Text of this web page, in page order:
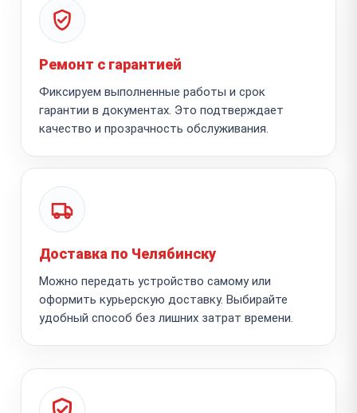
Ремонт с гарантией
Фиксируем выполненные работы и срок
гарантии в документах. Это подтверждает
качество и прозрачность обслуживания.
Доставка по Челябинску
Можно передать устройство самому или
оформить курьерскую доставку. Выбирайте
удобный способ без лишних затрат времени.